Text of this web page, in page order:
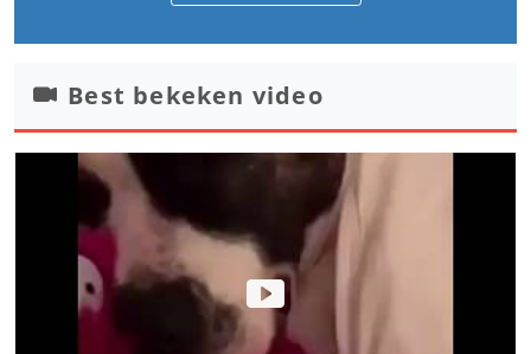
Best bekeken video